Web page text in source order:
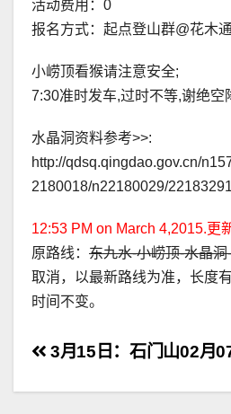
活动费用：0
报名方式：起点登山群@花木
小崂顶看猴请注意安全;
7:30准时发车,过时不等,谢绝空
水晶洞资料参考>>:
http://qdsq.qingdao.gov.cn/
2180018/n22180029/
12:53 PM on March 4,2015.更
原路线： 东九水-小崂顶-水晶
取消，以最新路线为准，长度
时间不变。
文
章
02月
3月15日：石门山